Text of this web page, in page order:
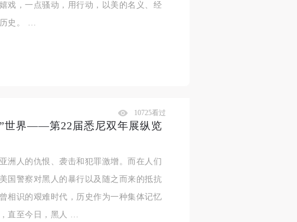
戏，一点骚动，用行动，以美的名义、经
史。 …
世界——第22届悉尼双年展纵览
10725看过
洲人的仇恨、袭击和犯罪激增。而在人们
国警察对黑人的暴行以及随之而来的抵抗
相识的艰难时代，历史作为一种集体记忆
直至今日，黑人 …